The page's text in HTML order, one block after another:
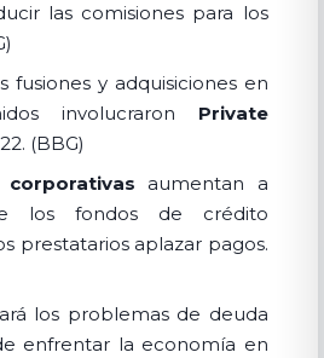
las comisiones para los
fusiones y adquisiciones en
involucraron Private
(BBG)
corporativas aumentan a
los fondos de crédito
prestatarios aplazar pagos.
los problemas de deuda
enfrentar la economía en